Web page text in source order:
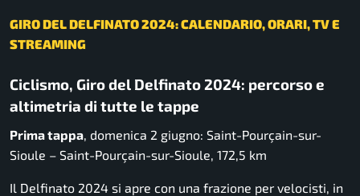
GIRO DEL DELFINATO 2024: CALENDARIO, ORARI, TV E
STREAMING
Ciclismo, Giro del Delfinato 2024: percorso e
altimetria di tutte le tappe
Prima tappa , domenica 2 giugno: Saint-Pourçain-sur-
Sioule – Saint-Pourçain-sur-Sioule, 172,5 km
Il Delfinato 2024 si apre con una frazione per velocisti, in